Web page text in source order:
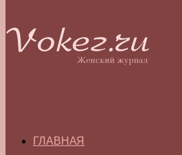
ГЛАВНАЯ